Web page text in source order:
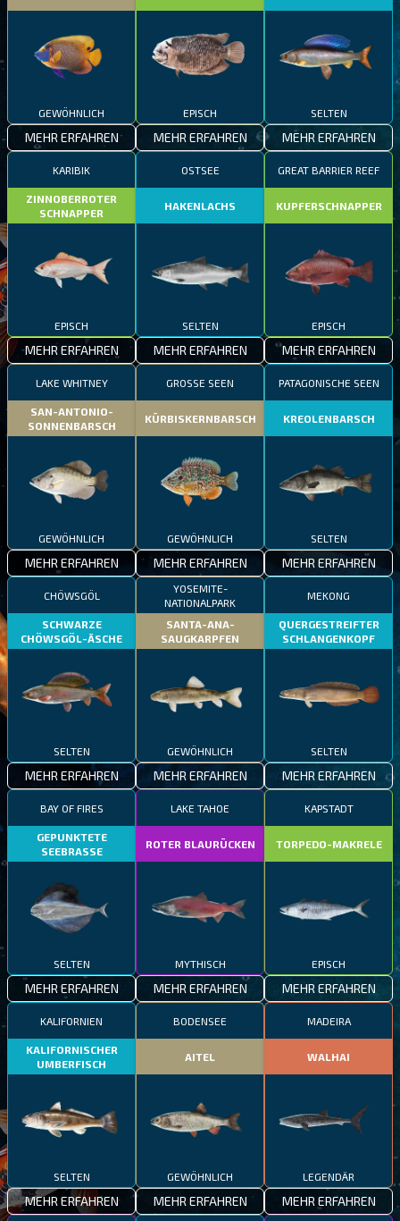
GEWÖHNLICH
MEHR ERFAHREN
EPISCH
MEHR ERFAHREN
SELTEN
MEHR ERFAHREN
KARIBIK
ZINNOBERROTER
SCHNAPPER
EPISCH
MEHR ERFAHREN
OSTSEE
HAKENLACHS
SELTEN
MEHR ERFAHREN
GREAT BARRIER REEF
KUPFERSCHNAPPER
EPISCH
MEHR ERFAHREN
LAKE WHITNEY
SAN-ANTONIO-
SONNENBARSCH
GEWÖHNLICH
MEHR ERFAHREN
GROSSE SEEN
KÜRBISKERNBARSCH
GEWÖHNLICH
MEHR ERFAHREN
PATAGONISCHE SEEN
KREOLENBARSCH
SELTEN
MEHR ERFAHREN
CHÖWSGÖL
SCHWARZE
CHÖWSGÖL-ÄSCHE
SELTEN
MEHR ERFAHREN
YOSEMITE-
NATIONALPARK
SANTA-ANA-
SAUGKARPFEN
GEWÖHNLICH
MEHR ERFAHREN
MEKONG
QUERGESTREIFTER
SCHLANGENKOPF
SELTEN
MEHR ERFAHREN
BAY OF FIRES
GEPUNKTETE
SEEBRASSE
SELTEN
MEHR ERFAHREN
LAKE TAHOE
ROTER BLAURÜCKEN
MYTHISCH
MEHR ERFAHREN
KAPSTADT
TORPEDO-MAKRELE
EPISCH
MEHR ERFAHREN
KALIFORNIEN
KALIFORNISCHER
UMBERFISCH
SELTEN
MEHR ERFAHREN
BODENSEE
AITEL
GEWÖHNLICH
MEHR ERFAHREN
MADEIRA
WALHAI
LEGENDÄR
MEHR ERFAHREN